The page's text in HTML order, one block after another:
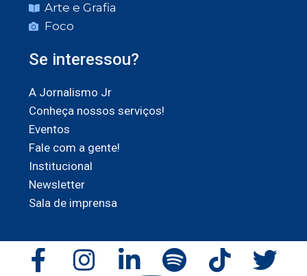
Arte e Grafia
Foco
Se interessou?
A Jornalismo Jr
Conheça nossos serviços!
Eventos
Fale com a gente!
Institucional
Newsletter
Sala de imprensa